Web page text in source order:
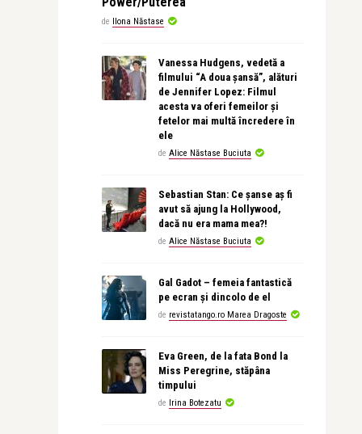
de Ilona Năstase
Vanessa Hudgens, vedetă a
filmului “A doua șansă”, alături
de Jennifer Lopez: Filmul
acesta va oferi femeilor și
fetelor mai multă încredere în
ele
de Alice Năstase Buciuta
Sebastian Stan: Ce șanse aș fi
avut să ajung la Hollywood,
dacă nu era mama mea?!
de Alice Năstase Buciuta
Gal Gadot – femeia fantastică
pe ecran și dincolo de el
de revistatango.ro Marea Dragoste
Eva Green, de la fata Bond la
Miss Peregrine, stăpâna
timpului
de Irina Botezatu